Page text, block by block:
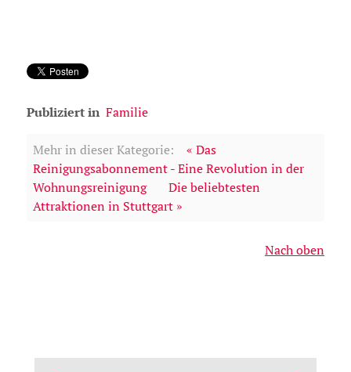
Publiziert in Familie
Mehr in dieser Kategorie:
« Das
Reinigungsabonnement - Eine Revolution in der
Wohnungsreinigung
Die beliebtesten
Attraktionen in Stuttgart »
Nach oben